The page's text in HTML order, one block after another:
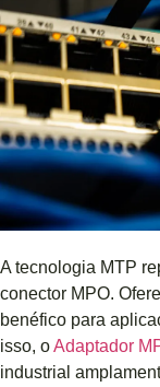
A tecnologia MTP
conector MPO.
benéfico para
isso, oAdaptador
industrial